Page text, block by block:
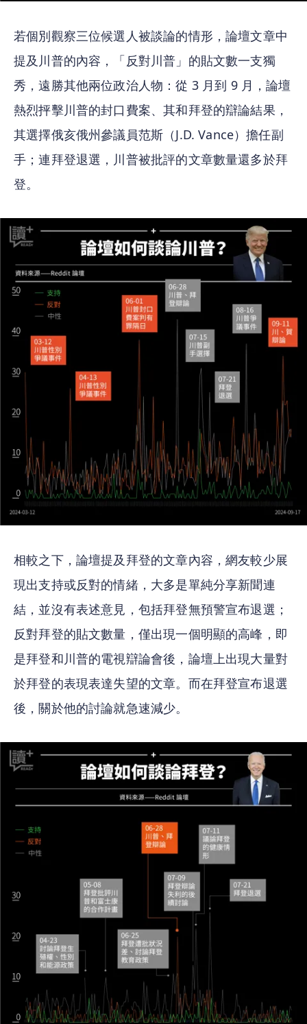
若個別觀察三位候選人被談論的情形，論壇文章中
提及川普的內容，「反對川普」的貼文數一支獨
秀，遠勝其他兩位政治人物：從 3 月到 9 月，論壇
熱烈抨擊川普的封口費案、其和拜登的辯論結果，
其選擇俄亥俄州參議員范斯（J.D. Vance）擔任副
手；連拜登退選，川普被批評的文章數量還多於拜
登。
相較之下，論壇提及拜登的文章內容，網友較少展
現出支持或反對的情緒，大多是單純分享新聞連
結，並沒有表述意見，包括拜登無預警宣布退選；
反對拜登的貼文數量，僅出現一個明顯的高峰，即
是拜登和川普的電視辯論會後，論壇上出現大量對
於拜登的表現表達失望的文章。而在拜登宣布退選
後，關於他的討論就急速減少。